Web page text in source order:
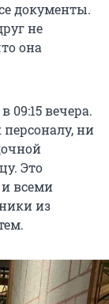
документы.
не
она
вечера.
ни
Это
всеми
из